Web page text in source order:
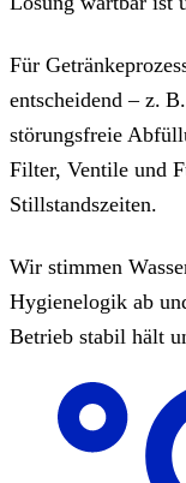
Für
entscheidend – z.
störungsfreie
Filter, Ventile und
Stillstandszeiten.
Wir stimmen
Hygienelogik ab
Betrieb stabil hält